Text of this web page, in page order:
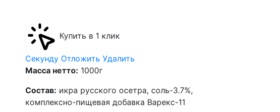
Купить в 1 клик
CекундуОтложить Удалить
Масса нетто: 1000г
Состав: икра русского осетра, соль-3.7%,
комплексно-пищевая добавка Варекс-11